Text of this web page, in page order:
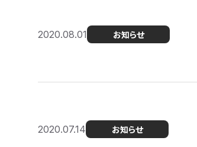
2020.08.01 お知らせ
2020.07.14 お知らせ